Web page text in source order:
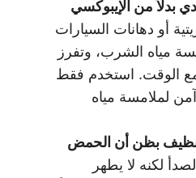
بدلاً من الإيبوكسي
أو دهانات السيارات
مياه الشرب، وتفرز
مع الوقت. استخدم فقط
لملامسة مياه
بظن أن الحمض
لكنه لا يطهر